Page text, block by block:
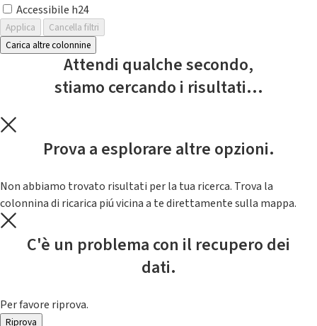
Accessibile h24
Applica
Cancella filtri
Carica altre colonnine
Attendi qualche secondo,
stiamo cercando i risultati...
Prova a esplorare altre opzioni.
Non abbiamo trovato risultati per la tua ricerca. Trova la
colonnina di ricarica piú vicina a te direttamente sulla mappa.
C'è un problema con il recupero dei
dati.
Per favore riprova.
Riprova